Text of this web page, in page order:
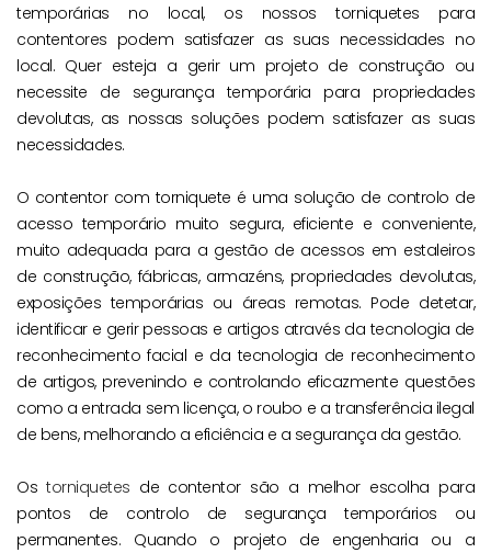
temporárias no local, os nossos torniquetes para
contentores podem satisfazer as suas necessidades no
local. Quer esteja a gerir um projeto de construção ou
necessite de segurança temporária para propriedades
devolutas, as nossas soluções podem satisfazer as suas
necessidades.
O contentor com torniquete é uma solução de controlo de
acesso temporário muito segura, eficiente e conveniente,
muito adequada para a gestão de acessos em estaleiros
de construção, fábricas, armazéns, propriedades devolutas,
exposições temporárias ou áreas remotas. Pode detetar,
identificar e gerir pessoas e artigos através da tecnologia de
reconhecimento facial e da tecnologia de reconhecimento
de artigos, prevenindo e controlando eficazmente questões
como a entrada sem licença, o roubo e a transferência ilegal
de bens, melhorando a eficiência e a segurança da gestão.
Ostorniquetes de contentor são a melhor escolha para
pontos de controlo de segurança temporários ou
permanentes. Quando o projeto de engenharia ou a